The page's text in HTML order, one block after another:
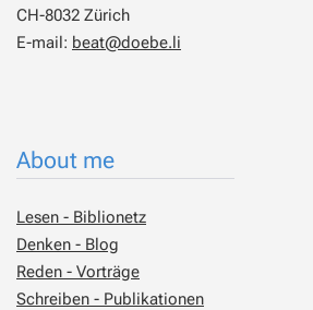
CH-8032 Zürich
E-mail: beat@doebe.li
About me
Lesen - Biblionetz
Denken - Blog
Reden - Vorträge
Schreiben - Publikationen